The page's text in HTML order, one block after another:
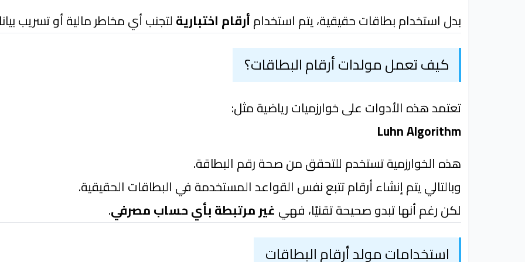
بدل استخدام بطاقات حقيقية، يتم استخدامأرقام اختبارية لتجنب أي مخاطر مالية أو تسريب
كيف تعمل مولدات أرقام البطاقات؟
تعتمد هذه الأدوات على خوارزميات رياضية مثل:
Luhn Algorithm
هذه الخوارزمية تستخدم للتحقق من صحة رقم البطاقة.
وبالتالي يتم إنشاء أرقام تتبع نفس القواعد المستخدمة في البطاقات الحقيقية.
لكن رغم أنها تبدو صحيحة تقنيًا، فهي غير مرتبطة بأي حساب مصرفي.
استخدامات مولد أرقام البطاقات